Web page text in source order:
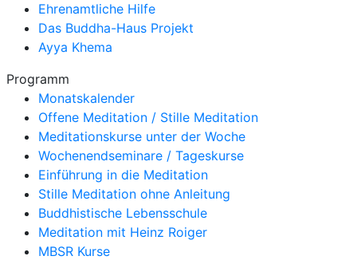
Ehrenamtliche Hilfe
Das Buddha-Haus Projekt
Ayya Khema
Programm
Monatskalender
Offene Meditation / Stille Meditation
Meditationskurse unter der Woche
Wochenendseminare / Tageskurse
Einführung in die Meditation
Stille Meditation ohne Anleitung
Buddhistische Lebensschule
Meditation mit Heinz Roiger
MBSR Kurse